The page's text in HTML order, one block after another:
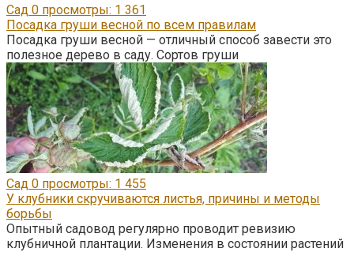
Сад 0 просмотры: 1 361
Посадка груши весной по всем правилам
Посадка груши весной — отличный способ завести это
полезное дерево в саду. Сортов груши
Сад 0 просмотры: 1 455
У клубники скручиваются листья, причины и методы
борьбы
Опытный садовод регулярно проводит ревизию
клубничной плантации. Изменения в состоянии растений